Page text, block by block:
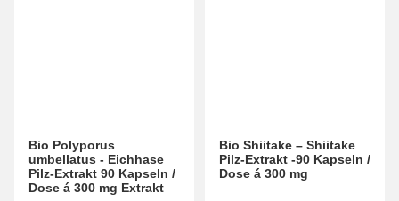
Bio Polyporus
umbellatus - Eichhase
Pilz-Extrakt 90 Kapseln /
Dose á 300 mg Extrakt
Bio Shiitake – Shiitake
Pilz-Extrakt -90 Kapseln /
Dose á 300 mg